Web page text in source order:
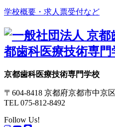
学校概要・求人票受付など
京都歯科医療技術専門学校
〒604-8418 京都府京都市中京
TEL 075-812-8492
Follow Us!